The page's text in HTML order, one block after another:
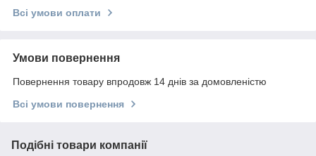
Всі умови оплати
Умови повернення
Повернення товару впродовж 14 днів за домовленістю
Всі умови повернення
Подібні товари компанії